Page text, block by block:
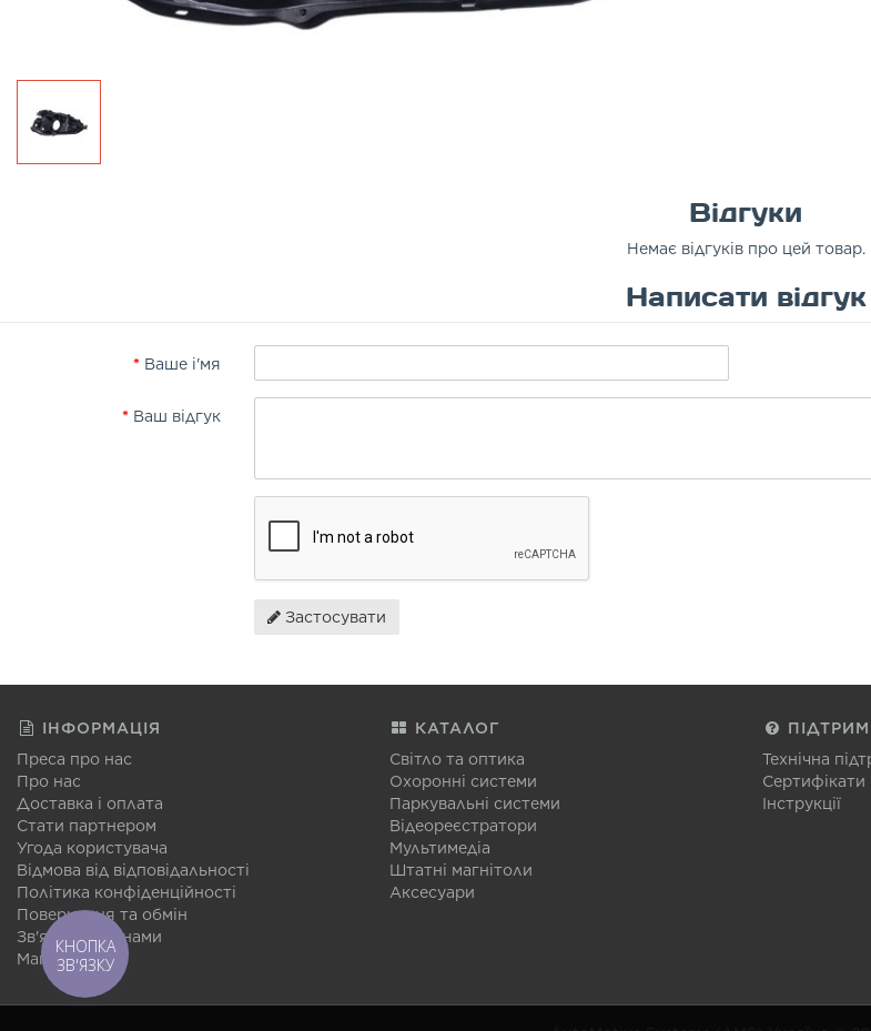
Відгуки
Немає відгуків про цей товар.
Написати відгук
Ваше і'мя
Ваш відгук
Застосувати
ІНФОРМАЦІЯ
Преса про нас
Про нас
Доставка і оплата
Стати партнером
Угода користувача
Відмова від відповідальності
Політика конфіденційності
Повернення та обмін
Зв'язатися з нами
Мапа сайту
КАТАЛОГ
Світло та оптика
Охоронні системи
Паркувальні системи
Відеореєстратори
Мультимедіа
Штатні магнітоли
Аксесуари
Технічна
Сертифікати
Інструкції
КНОПКА
ЗВ'ЯЗКУ